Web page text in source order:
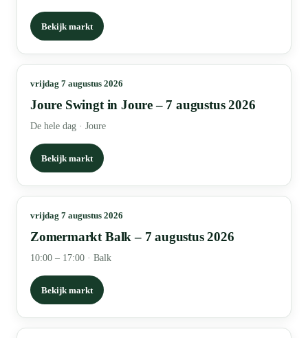
Bekijk markt
vrijdag 7 augustus 2026
Joure Swingt in Joure – 7 augustus 2026
De hele dag · Joure
Bekijk markt
vrijdag 7 augustus 2026
Zomermarkt Balk – 7 augustus 2026
10:00 – 17:00 · Balk
Bekijk markt